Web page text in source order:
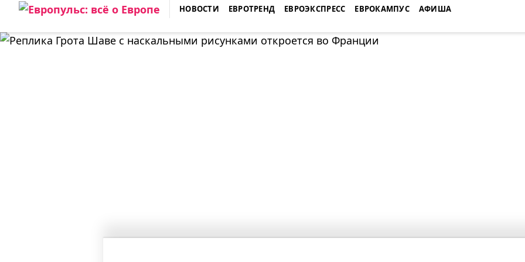
Skip
contentЕВРОПУЛЬС: ВСЁ О ЕВРОПЕ
НОВОСТИ ЕВРОТРЕНД ЕВРОЭКСПРЕСС ЕВРОКАМПУС АФИША